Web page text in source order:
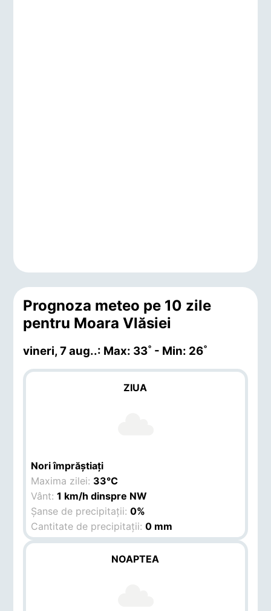
Prognoza meteo pe 10 zile
pentru Moara Vlăsiei
vineri, 7 aug..: Max: 33˚ - Min: 26˚
ZIUA
Nori împrăștiați
Maxima zilei: 33°C
Vânt:1 km/h dinspre NW
Șanse de precipitații:0%
Cantitate de precipitații:0 mm
NOAPTEA